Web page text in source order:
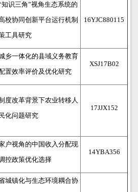
知识三角”视角生态系统的
校协同创新平台运行机制
工具研究
16YJC880115
乡一体化的县域义务教育
置效率评价及优化研究
XSJ17B02
度改革背景下农业转移人
化问题研究
17JJX152
户视角的中国收入分配现
控政策优化选择
14YBA356
城镇化与生态环境耦合协